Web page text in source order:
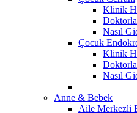
Klinik
Nasıl
Çocuk
Klinik
Nasıl
Anne & Bebek
Aile Merkezli